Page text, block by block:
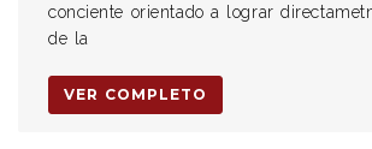
conciente orientado a lograr
de la
VER COMPLETO